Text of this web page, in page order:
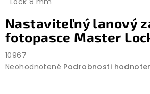
Nastaviteľný lanový
fotopasce Master
10967
Priemerné
Neohodnotené Podrobnosti